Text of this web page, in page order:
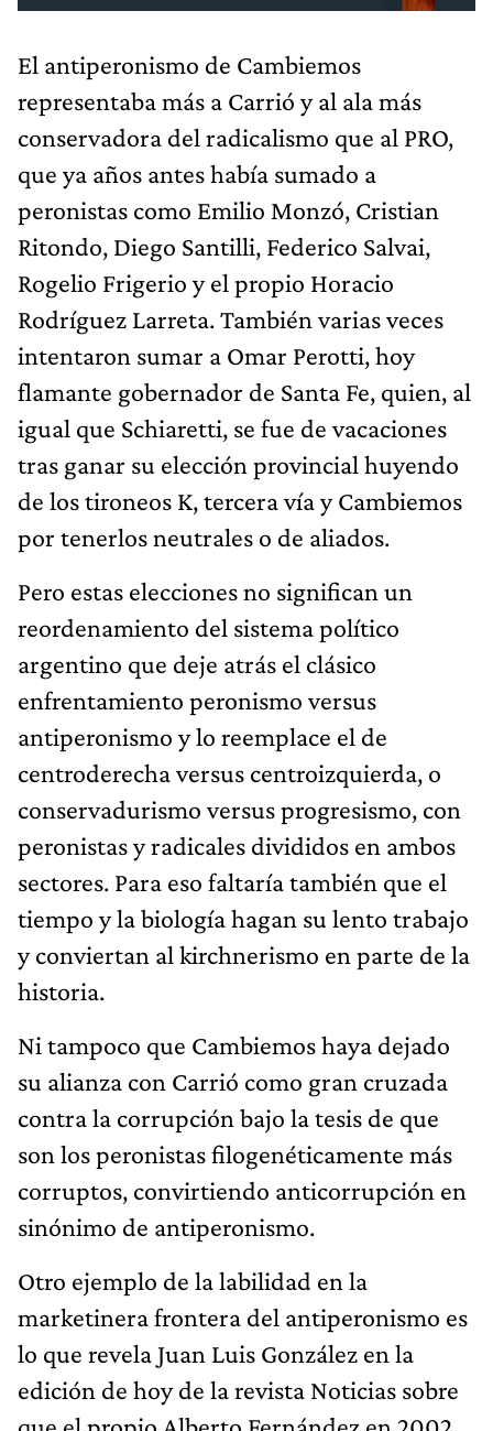
El antiperonismo de Cambiemos
representaba más a Carrió y al ala más
conservadora del radicalismo que al PRO,
que ya años antes había sumado a
peronistas como Emilio Monzó, Cristian
Ritondo, Diego Santilli, Federico Salvai,
Rogelio Frigerio y el propio Horacio
Rodríguez Larreta. También varias veces
intentaron sumar a Omar Perotti, hoy
flamante gobernador de Santa Fe, quien, al
igual que Schiaretti, se fue de vacaciones
tras ganar su elección provincial huyendo
de los tironeos K, tercera vía y Cambiemos
por tenerlos neutrales o de aliados.
Pero estas elecciones no significan un
reordenamiento del sistema político
argentino que deje atrás el clásico
enfrentamiento peronismo versus
antiperonismo y lo reemplace el de
centroderecha versus centroizquierda, o
conservadurismo versus progresismo, con
peronistas y radicales divididos en ambos
sectores. Para eso faltaría también que el
tiempo y la biología hagan su lento trabajo
y conviertan al kirchnerismo en parte de la
historia.
Ni tampoco que Cambiemos haya dejado
su alianza con Carrió como gran cruzada
contra la corrupción bajo la tesis de que
son los peronistas filogenéticamente más
corruptos, convirtiendo anticorrupción en
sinónimo de antiperonismo.
Otro ejemplo de la labilidad en la
marketinera frontera del antiperonismo es
lo que revela Juan Luis González en la
edición de hoy de la revista Noticias sobre